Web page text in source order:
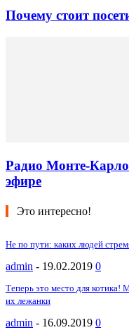
Почему стоит
Радио Монте-
эфире
Это интересно!
Не по пути: каких людей
admin - 19.02.2019 0
Теперь это место для котика!
их лежанки
admin - 16.09.2019 0